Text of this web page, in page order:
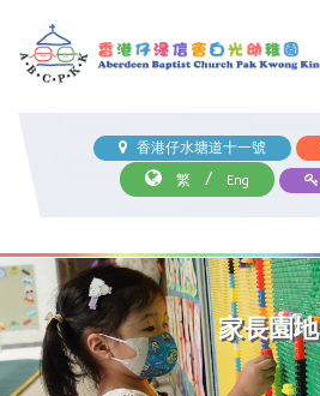
香港仔水塘道十一號
繁
/ Eng
家長園地